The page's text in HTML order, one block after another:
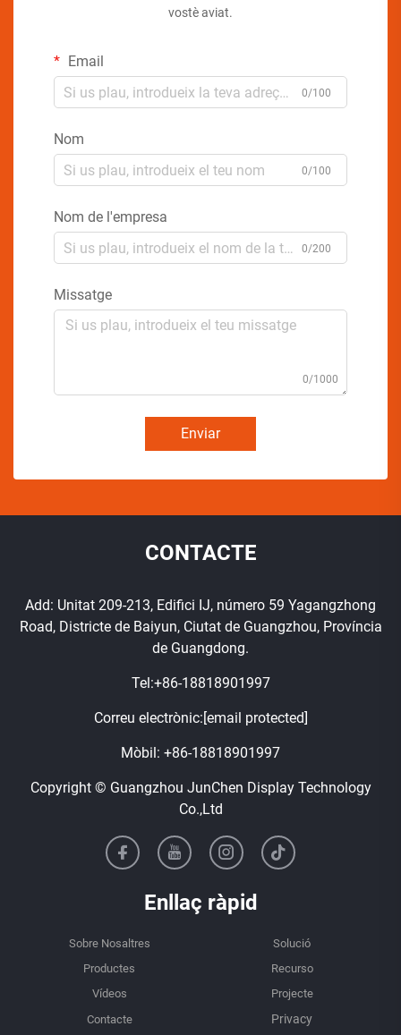
vostè aviat.
Email
0/100
Nom
0/100
Nom de l'empresa
0/200
Missatge
0/1000
Enviar
CONTACTE
Add: Unitat 209-213, Edifici IJ, número 59 Yagangzhong
Road, Districte de Baiyun, Ciutat de Guangzhou, Província
de Guangdong.
Tel:+86-18818901997
Correu electrònic: [email protected]
Mòbil: +86-18818901997
Copyright © Guangzhou JunChen Display Technology
Co.,Ltd
Enllaç ràpid
Sobre Nosaltres
Solució
Productes
Recurso
Vídeos
Projecte
Contacte